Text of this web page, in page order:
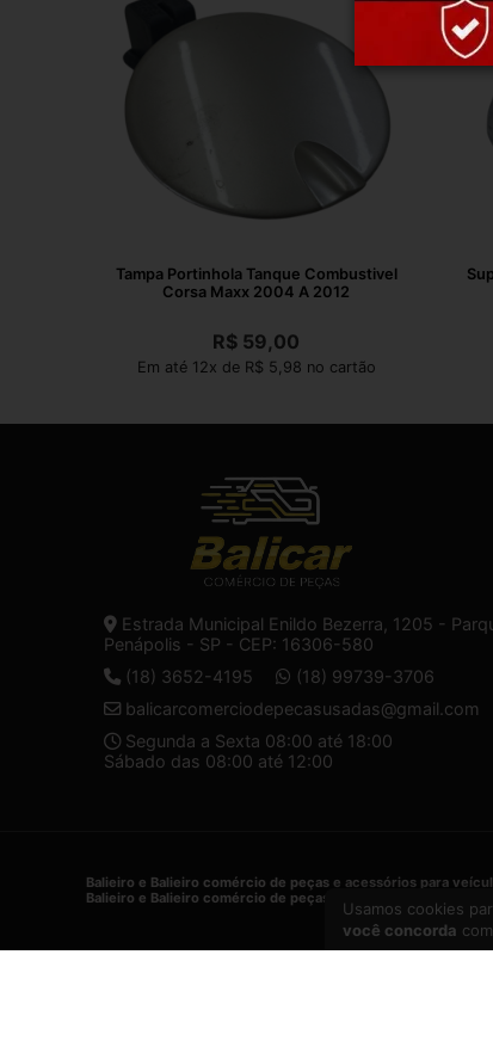
Tampa Portinhola Tanque Combustivel
Corsa Maxx 2004 A 2012
R$ 59,00
Em até 12x de R$ 5,98 no cartão
Estrada Municipal Enildo Bezerra, 1205 -
Penápolis - SP - CEP: 16306-580
(18) 3652-4195
(18) 99739-3706
balicarcomerciodepecasusadas@gmail.com
Segunda a Sexta 08:00 até 18:00
Sábado das 08:00 até 12:00
Balieiro e Balieiro comércio de peças e acessórios para
Balieiro e Balieiro comércio de peças e acessórios para
Usamos cookies
você concorda